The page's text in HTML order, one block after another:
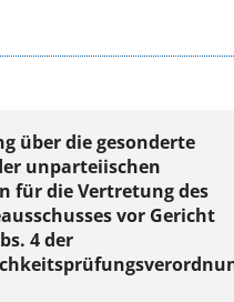
über die gesonderte
unparteiischen
für die Vertretung des
vor Gericht
4 der